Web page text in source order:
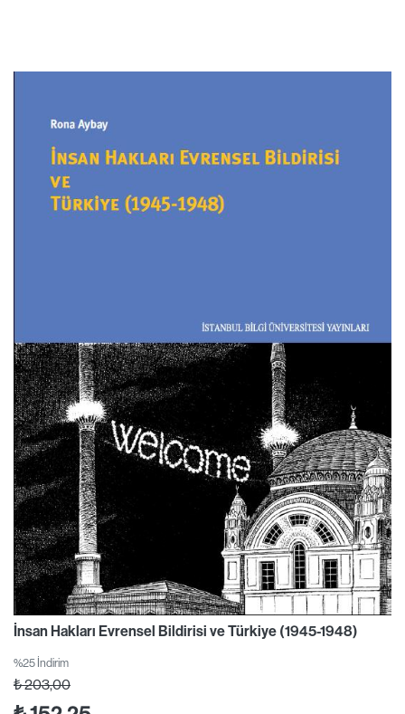
İnsan Hakları Evrensel Bildirisi ve Türkiye (1945-1948)
%25 İndirim
₺203,00